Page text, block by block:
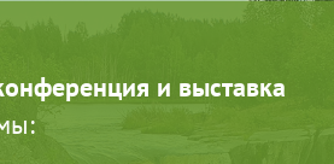
и выставка